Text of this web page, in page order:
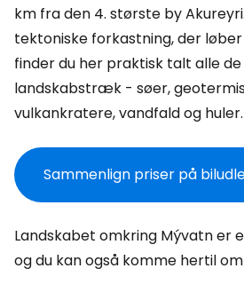
km fra den 4. største by
tektoniske forkastning, der
finder du her praktisk talt alle
landskabstræk - søer,
vulkankratere, vandfald og huler.
Sammenlign priser på
Landskabet omkring Mývatn er
og du kan også komme hertil